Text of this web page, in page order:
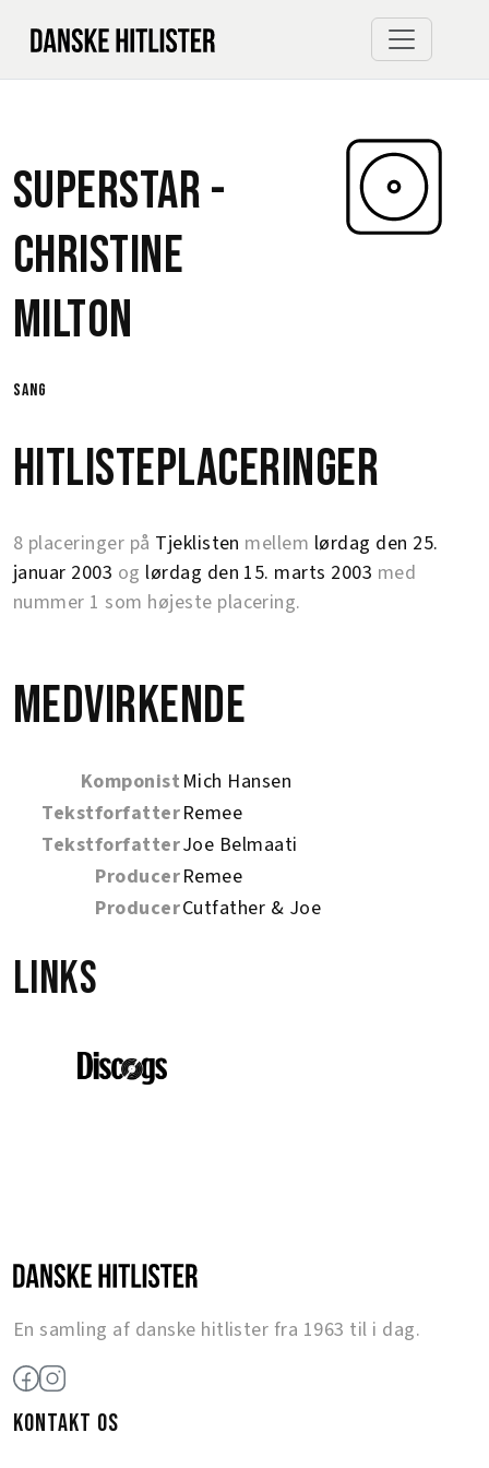
Superstar -
Christine
Milton
sang
Hitlisteplaceringer
8 placeringer på Tjeklisten mellem lørdag den 25.
januar 2003 og lørdag den 15. marts 2003 med
nummer 1 som højeste placering.
Medvirkende
Komponist Mich Hansen
TekstforfatterRemee
TekstforfatterJoe Belmaati
ProducerRemee
ProducerCutfather & Joe
Links
En samling af danske hitlister fra 1963 til i dag.
KONTAKT OS